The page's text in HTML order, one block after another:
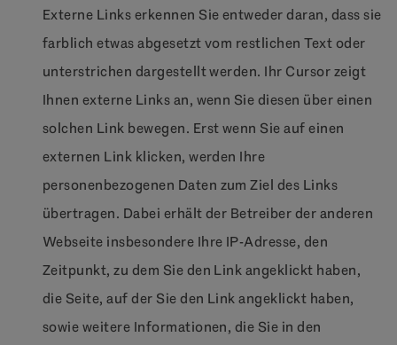
Externe Links erkennen Sie entweder daran, dass sie
farblich etwas abgesetzt vom restlichen Text oder
unterstrichen dargestellt werden. Ihr Cursor zeigt
Ihnen externe Links an, wenn Sie diesen über einen
solchen Link bewegen. Erst wenn Sie auf einen
externen Link klicken, werden Ihre
personenbezogenen Daten zum Ziel des Links
übertragen. Dabei erhält der Betreiber der anderen
Webseite insbesondere Ihre IP-Adresse, den
Zeitpunkt, zu dem Sie den Link angeklickt haben,
die Seite, auf der Sie den Link angeklickt haben,
sowie weitere Informationen, die Sie in den